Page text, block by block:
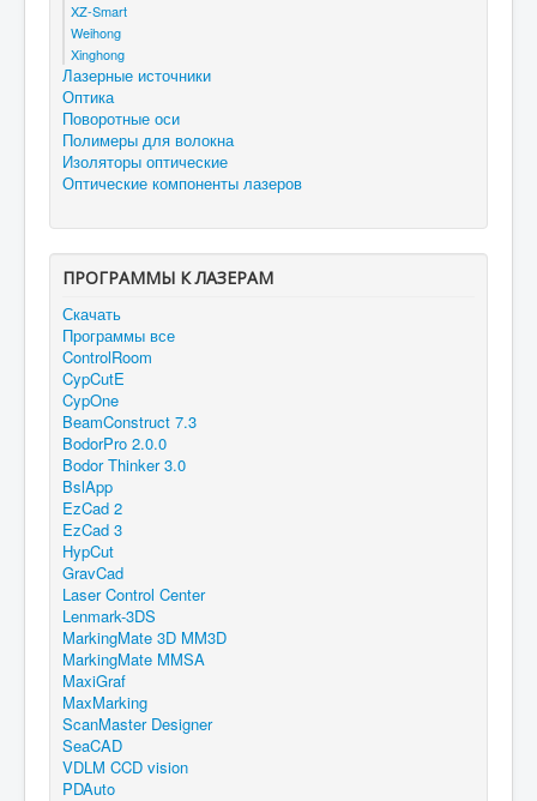
XZ-Smart
Weihong
Xinghong
Лазерные источники
Оптика
Поворотные оси
Полимеры для волокна
Изоляторы оптические
Оптические компоненты лазеров
ПРОГРАММЫ К ЛАЗЕРАМ
Скачать
Программы все
ControlRoom
CypCutE
CypOne
BeamConstruct 7.3
BodorPro 2.0.0
Bodor Thinker 3.0
BslApp
EzCad 2
EzCad 3
HypCut
GravCad
Laser Control Center
Lenmark-3DS
MarkingMate 3D MM3D
MarkingMate MMSA
MaxiGraf
MaxMarking
ScanMaster Designer
SeaCAD
VDLM CCD vision
PDAuto